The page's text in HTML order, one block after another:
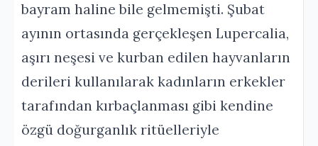
bayram haline bile gelmemişti. Şubat
ayının ortasında gerçekleşen Lupercalia,
aşırı neşesi ve kurban edilen hayvanların
derileri kullanılarak kadınların erkekler
tarafından kırbaçlanması gibi kendine
özgü doğurganlık ritüelleriyle